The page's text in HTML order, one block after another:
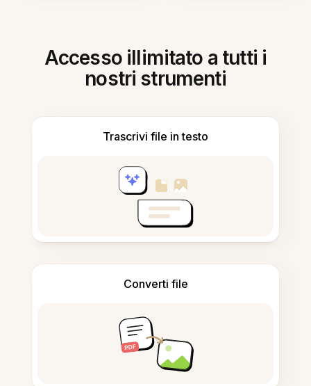
Accesso illimitato a tutti i
nostri strumenti
Trascrivi file in testo
Converti file